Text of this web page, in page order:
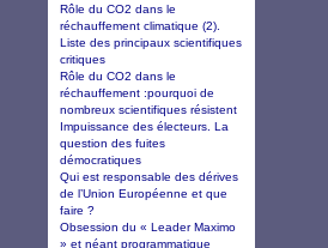
Rôle du CO2 dans le
réchauffement climatique (2).
Liste des principaux scientifiques
critiques
Rôle du CO2 dans le
réchauffement :pourquoi de
nombreux scientifiques résistent
Impuissance des électeurs. La
question des fuites
démocratiques
Qui est responsable des dérives
de l’Union Européenne et que
faire ?
Obsession du « Leader Maximo
» et néant programmatique